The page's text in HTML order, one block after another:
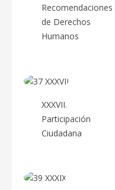
Recomendaciones
de Derechos
Humanos
XXXVII.
Participación
Ciudadana